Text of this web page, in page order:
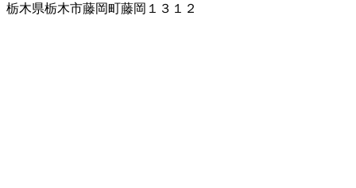
栃木県栃木市藤岡町藤岡１３１２